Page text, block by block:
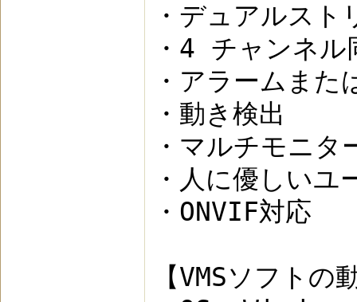
・デュアルスト
・4 チャンネ
・アラームま
・動き検出
・マルチモニタ
・人に優しい
・ONVIF対応
【VMSソフトの